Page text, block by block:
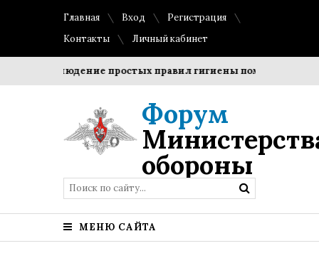
Главная Вход
Регистрация
Контакты
Личный кабинет
Соблюдение простых правил гигиены помогает
Форум
обороны
МЕНЮ САЙТА